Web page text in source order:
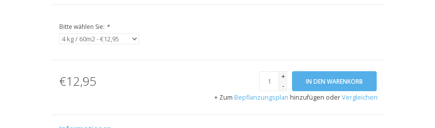
Bitte wählen Sie: *
€12,95
+
-
IN DEN WARENKORB
+ Zum Bepflanzungsplan hinzufügen oderVergleichen